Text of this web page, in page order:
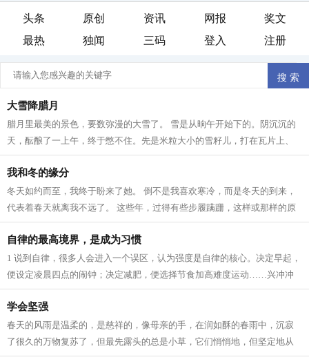
头条 原创 资讯 网报
奖文
最热
独闻 三码 登入 注册
大雪降腊月
腊月里最美的景色，要数弥漫的大雪了。 雪是从晌午开始下的。阴沉沉的
天，酝酿了一上午，终于憋不住。先是米粒大小的雪籽儿，打在瓦片上、
枯枝上，沙沙作响。接着，雪籽中夹带...
我和冬的缘分
冬天如约而至，我终于盼来了她。 倒不是我喜欢寒冷，而是冬天的到来，
代表着春天就离我不远了。 这些年，过得有些步履蹒跚，这样或那样的原
因。所以我一直在期待着 人生 跟季节...
自律的最高境界，是成为习惯
1 说到自律，很多人会进入一个误区，认为强度是自律的核心。决定早起，
便设定凌晨四点的闹钟；决定减肥，便选择节食加高难度运动……兴冲冲
立目标，却因为强度太大，内心已有...
学会坚强
春天的风雨是温柔的，是慈祥的，像母亲的手，在润如酥的春雨中，沉寂
了很久的万物复苏了，但最先露头的总是小草，它们悄悄地，但坚定地从
土里钻出来，为山野铺上一层绿色，充...